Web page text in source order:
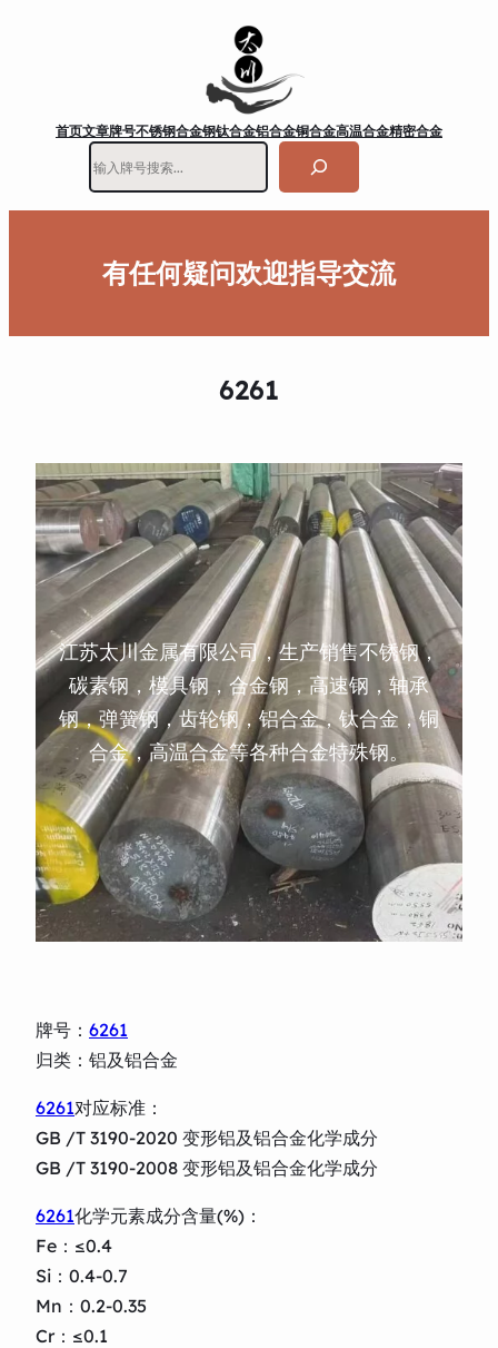
首页文章牌号不锈钢合金钢钛合金铝合金铜合金高温合金精密合金
有任何疑问欢迎指导交流
6261
江苏太川金属有限公司，生产销售不锈钢，
碳素钢，模具钢，合金钢，高速钢，轴承
钢，弹簧钢，齿轮钢，铝合金，钛合金，铜
合金，高温合金等各种合金特殊钢。
牌号： 6261
归类：铝及铝合金
6261对应标准：
GB /T 3190-2020 变形铝及铝合金化学成分
GB /T 3190-2008 变形铝及铝合金化学成分
6261化学元素成分含量(%)：
Fe：≤0.4
Si：0.4-0.7
Mn：0.2-0.35
Cr：≤0.1